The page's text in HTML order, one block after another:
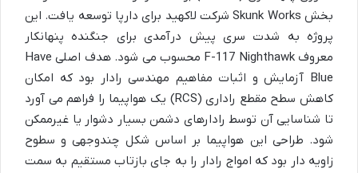
بخش Skunk Works شرکت لاکهید برای دارپا توسعه یافت. این
پروژه به شدت سری پیش درآمدی برای جنگنده پنهانکار
معروف F-117 Nighthawk محسوب می شود. هدف اصلی Have
Blue آزمایش و اثبات مفاهیم مهندسی رادار بود که امکان
کاهش سطح مقطع راداری (RCS) یک هواپیما را فراهم می آورد
تا شناسایی آن توسط رادارهای دشمن بسیار دشوار یا غیرممکن
شود. طراحی این هواپیما بر اساس شکل چندوجهی و سطوح
زاویه دار بود که امواج رادار را به جای بازتاب مستقیم به سمت